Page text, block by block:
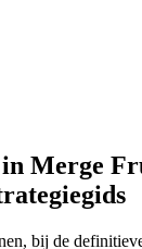
Merge
bij de